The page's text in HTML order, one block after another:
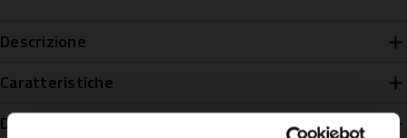
Descrizione
Caratteristiche
Disponibilità